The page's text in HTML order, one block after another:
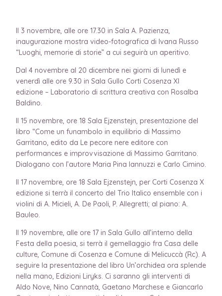
Il 3 novembre, alle ore 17.30 in Sala A. Pazienza,
inaugurazione mostra video-fotografica di Ivana Russo
“Luoghi, memorie di storie” a cui seguirà un aperitivo.
Dal 4 novembre al 20 dicembre nei giorni di lunedì e
venerdì alle ore 9.30 in Sala Gullo Corti Cosenza XI
edizione – Laboratorio di scrittura creativa con Rosalba
Baldino.
Il 15 novembre, ore 18 Sala Ejzenstejn, presentazione del
libro “Come un funambolo in equilibrio di Massimo
Garritano, edito da Le pecore nere editore con
performances e improvvisazione di Massimo Garritano.
Dialogano con l’autore Maria Pina Iannuzzi e Carlo Cimino.
Il 17 novembre, ore 18 Sala Ejzenstejn, per Corti Cosenza X
edizione si terrà il concerto del Trio Italico ensemble con i
violini di A. Micieli, A. De Paoli, P. Allegretti; al piano: A.
Bauleo.
Il 19 novembre, alle ore 17 in Sala Gullo all’interno della
Festa della poesia, si terrà il gemellaggio fra Casa delle
culture, Comune di Cosenza e Comune di Melicuccà (Rc). A
seguire la presentazione del libro Un’orchidea ora splende
nella mano, Edizioni Liryks. Ci saranno gli interventi di
Aldo Nove, Nino Cannatà, Gaetano Marchese e Giancarlo